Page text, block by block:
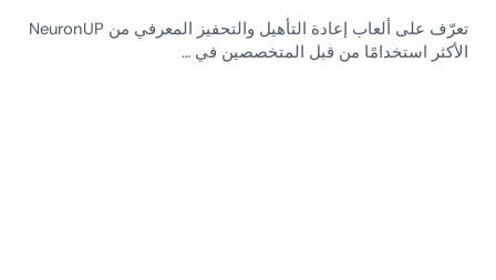
تعرّف على ألعاب إعادة التأهيل والتحفيز المعرفي من NeuronUP
الأكثر استخدامًا من قبل المتخصصين في …